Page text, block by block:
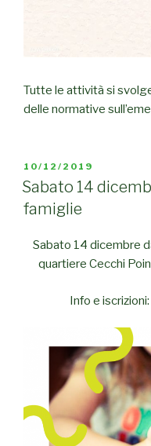
Tutte le attività si
delle normative
PUBBLICATO
IL
10/12/2019
Sabato 14
famiglie
Sabato 14 dicembre
quartiere Cecchi
Info e